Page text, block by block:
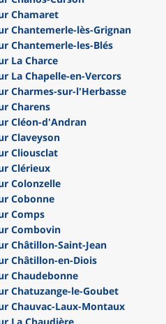
Chamaret
Chantemerle-lès-Grignan
Chantemerle-les-Blés
La Charce
La Chapelle-en-Vercors
Charmes-sur-l'Herbasse
Charens
Cléon-d'Andran
Claveyson
Cliousclat
Clérieux
Colonzelle
Cobonne
Comps
Combovin
Châtillon-Saint-Jean
Châtillon-en-Diois
Chaudebonne
Chatuzange-le-Goubet
Chauvac-Laux-Montaux